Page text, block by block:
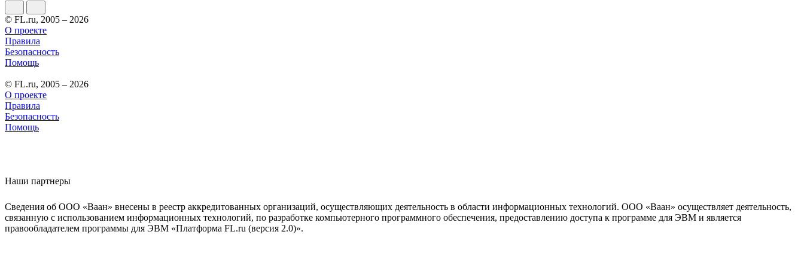
© FL.ru, 2005 – 2026
О проекте
Правила
Безопасность
Помощь
© FL.ru, 2005 – 2026
О проекте
Правила
Безопасность
Помощь
Наши партнеры
Сведения об ООО «Ваан» внесены в реестр аккредитованных организаций, осуществляющих деятельность в области информационных технологий. ООО «Ваан» осуществляет деятельность,
связанную с использованием информационных технологий, по разработке компьютерного программного обеспечения, предоставлению доступа к программе для ЭВМ и является
правообладателем программы для ЭВМ «Платформа FL.ru (версия 2.0)».